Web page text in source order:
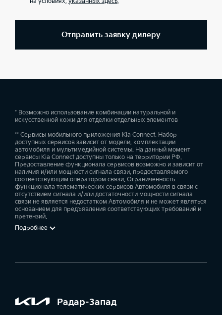
Отправить заявку дилеру
* Возможно использование комбинации натуральной и
искусственной кожи для отделки отдельных элементов
** Сервисы мобильного приложения Kia Connect. Набор
доступных сервисов зависит от модели, комплектации
автомобиля и мультимедийной системы. На данный момент
сервисы Kia Connect доступны только на территории РФ.
Предоставление функционала сервисов возможно и зависит от
наличия и/или мощности сигнала связи, предоставляемого
соответствующим оператором связи. Ограниченность
функционала телематических сервисов Автомобиля в связи с
отсутствием сигнала и/или достаточности мощности сигнала
связи не является недостатком Автомобиля и не может являться
основанием для предъявления соответствующих требований и
претензий.
Подробнее
Радар-Запад